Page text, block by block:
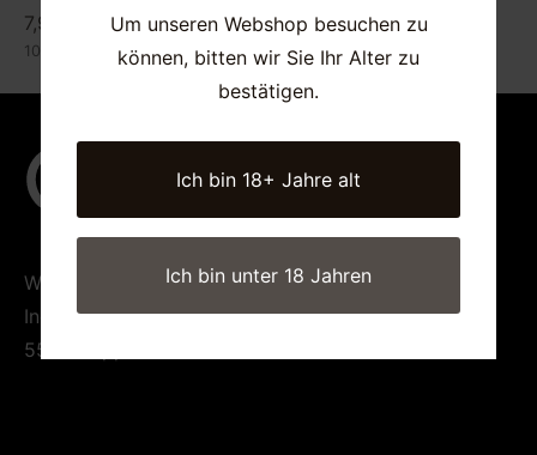
7,90
10,53 /l (0,75l)
WEINGUT GRES
Ingelheimer Str. 6
55437 Appenheim
Um unseren Webshop besuchen zu
können, bitten wir Sie Ihr Alter zu
bestätigen.
Ich bin 18+ Jahre alt
Ich bin unter 18 Jahren